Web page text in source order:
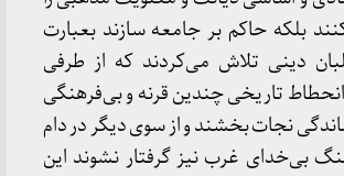
بلکه حاکم بر جامعه سازند بعبارت
دینی تلاش می‌کردند که از طرفی
انحطاط تاریخی چندین قرنه و بی‌فرهنگی
نجات بخشند و از سوی دیگر در دام
بی‌خدای غرب نیز گرفتار نشوند این